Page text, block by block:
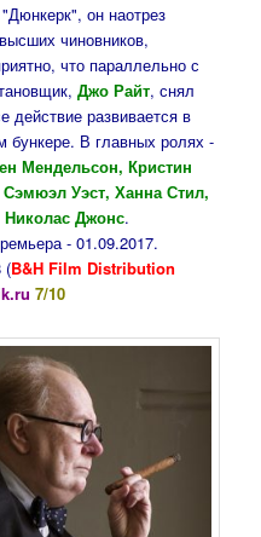
он наотрез
чиновников,
что параллельно с
Джо Райт, снял
действие развивается в
бункере. В главных ролях -
Мендельсон, Кристин
Уэст, Ханна Стил,
Николас Джонс.
- 01.09.2017.
(B&H Film Distribution
7/10